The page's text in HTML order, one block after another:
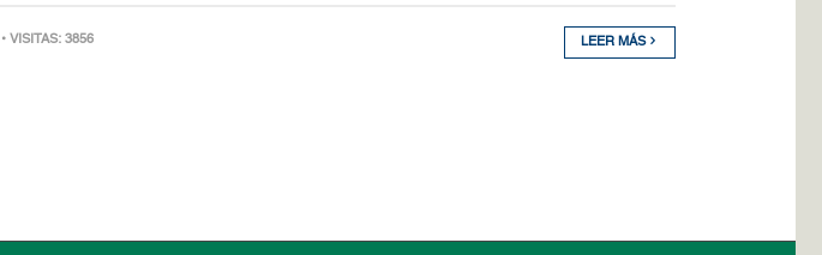
• VISITAS: 3856 LEER MÁS